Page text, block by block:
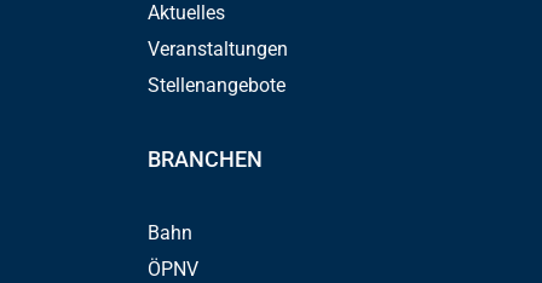
Aktuelles
Veranstaltungen
Stellenangebote
BRANCHEN
Bahn
ÖPNV